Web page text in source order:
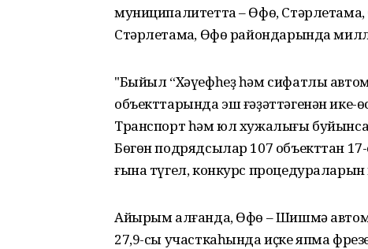
муниципалитетта – Өфө,
Стәрлетамаҡ, Өфө райондарында
"Быйыл “Хәүефһеҙ һәм сифатлы
объекттарында эш ғәҙәттәгенән ике-
Транспорт һәм юл хужалығы
Бөгөн подрядсылар 107 объекттан
ғына түгел, конкурс процедураларын
Айырым алғанда, Өфө – Шишмә
27,9-сы участкаһында иҫке япма